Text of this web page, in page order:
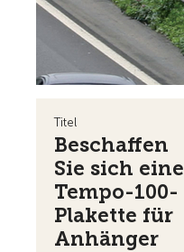
Titel
Beschaffen
Sie sich eine
Tempo-100-
Plakette für
Anhänger